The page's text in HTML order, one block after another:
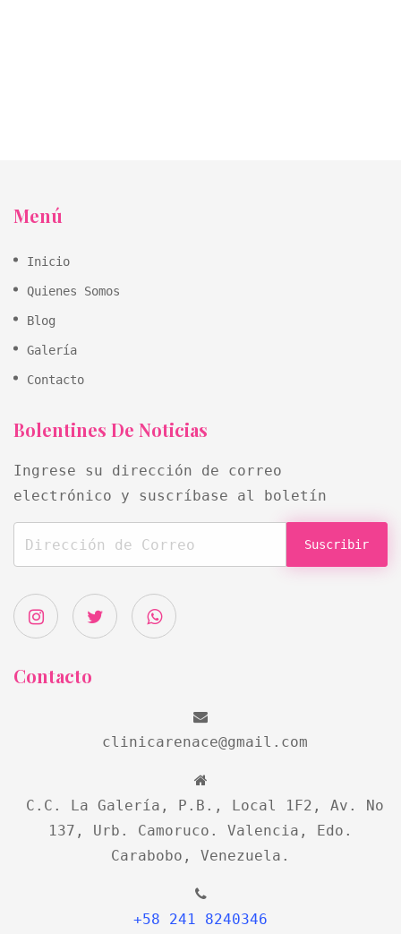
Menú
Inicio
Quienes Somos
Blog
Galería
Contacto
Bolentines De Noticias
Ingrese su dirección de correo
electrónico y suscríbase al boletín
Suscribir
Contacto
clinicarenace@gmail.com
C.C. La Galería, P.B., Local 1F2, Av. No
137, Urb. Camoruco. Valencia, Edo.
Carabobo, Venezuela.
+58 241 8240346